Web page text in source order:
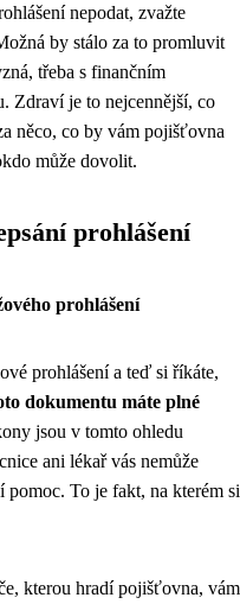
nepodat, zvažte
by stálo za to promluvit
třeba s finančním
Zdraví je to nejcennější, co
něco, co by vám pojišťovna
může dovolit.
prohlášení
prohlášení
prohlášení a teď si říkáte,
dokumentu máte plné
jsou v tomto ohledu
ani lékař vás nemůže
To je fakt, na kterém si
kterou hradí pojišťovna, vám